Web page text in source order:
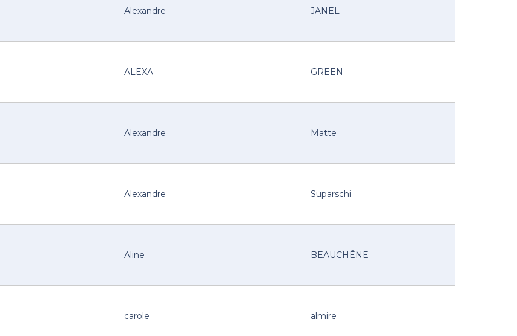
Alexandre JANEL
ALEXA GREEN
Alexandre Matte
Alexandre Suparschi
Aline BEAUCHÊNE
carole almire